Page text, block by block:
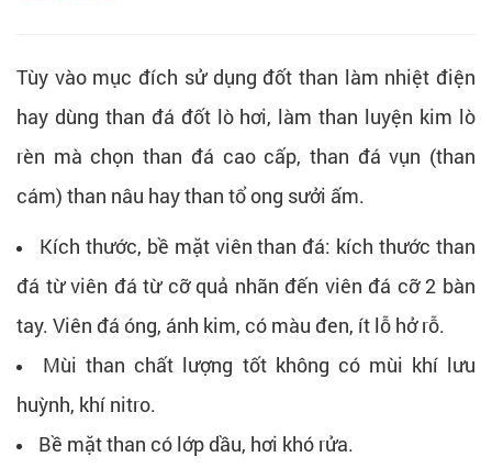
Tùy vào mục đích sử dụng đốt than làm nhiệt điện
hay dùng than đá đốt lò hơi, làm than luyện kim lò
rèn mà chọn than đá cao cấp, than đá vụn (than
cám) than nâu hay than tổ ong sưởi ấm.
Kích thước, bề mặt viên than đá: kích thước than
đá từ viên đá từ cỡ quả nhãn đến viên đá cỡ 2 bàn
tay. Viên đá óng, ánh kim, có màu đen, ít lỗ hở rỗ.
Mùi than chất lượng tốt không có mùi khí lưu
huỳnh, khí nitro.
Bề mặt than có lớp dầu, hơi khó rửa.